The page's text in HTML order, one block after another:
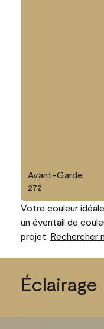
Avant-Garde
272
Votre couleur
un éventail de
projet. Rechercher
Éclairage